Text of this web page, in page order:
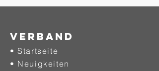
Verband
• Startseite
• Neuigkeiten